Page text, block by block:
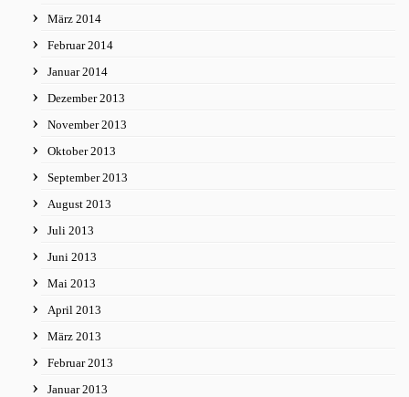
März 2014
Februar 2014
Januar 2014
Dezember 2013
November 2013
Oktober 2013
September 2013
August 2013
Juli 2013
Juni 2013
Mai 2013
April 2013
März 2013
Februar 2013
Januar 2013